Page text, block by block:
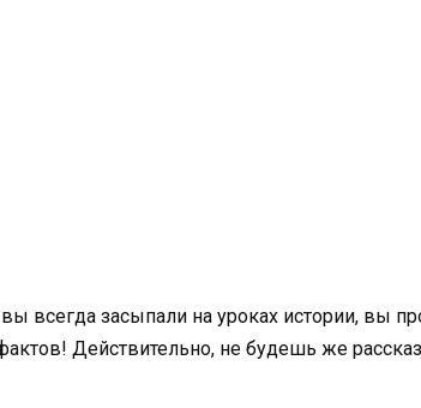
всегда засыпали на уроках истории, вы
Действительно, не будешь же